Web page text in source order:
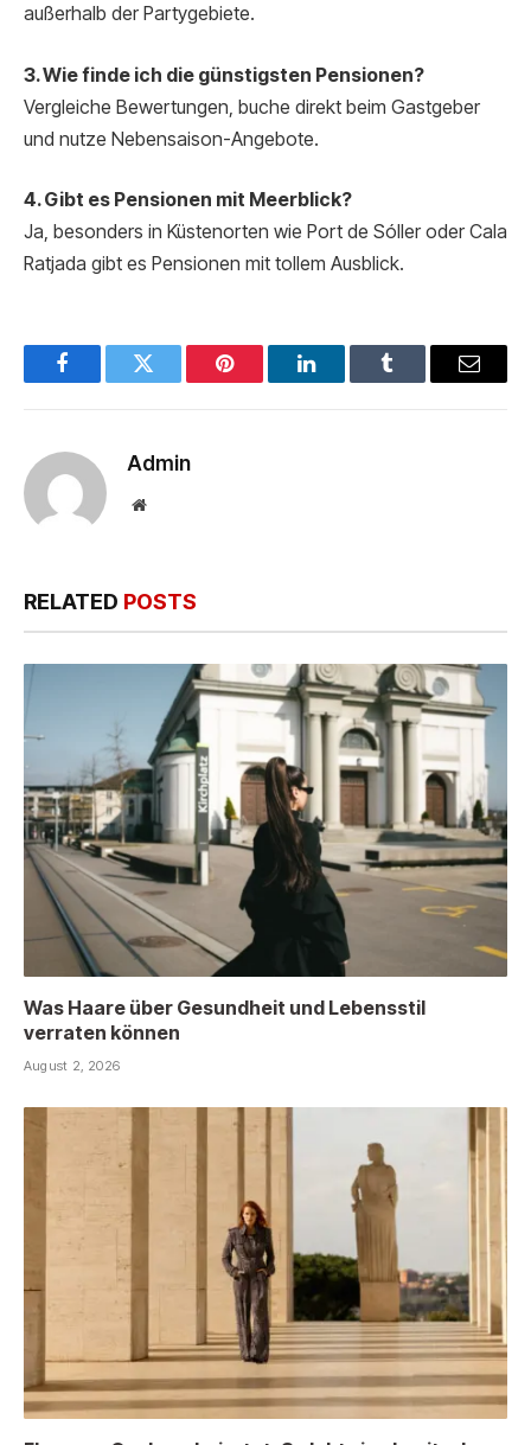
außerhalb der Partygebiete.
3. Wie finde ich die günstigsten Pensionen?
Vergleiche Bewertungen, buche direkt beim Gastgeber
und nutze Nebensaison-Angebote.
4. Gibt es Pensionen mit Meerblick?
Ja, besonders in Küstenorten wie Port de Sóller oder Cala
Ratjada gibt es Pensionen mit tollem Ausblick.
FacebookTwitter Pinterest LinkedInTumblr Email
Admin
Website
RELATED POSTS
Was Haare über Gesundheit und Lebensstil
verraten können
August 2, 2026